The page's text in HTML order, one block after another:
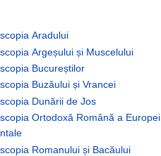
Aradului
Argeșului și Muscelului
Bucureștilor
Buzăului și Vrancei
Dunării de Jos
Ortodoxă Română a Europei
Romanului și Bacăului